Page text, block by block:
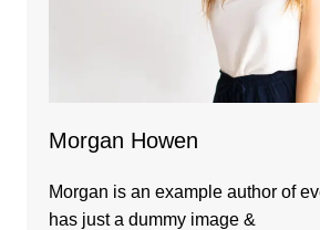
Morgan Howen
Morgan is an example author of
has just a dummy image &